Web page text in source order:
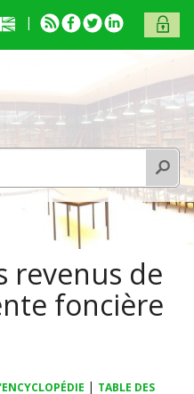
English
presentation
RSSFacebook
TwitterLinkedinACCÈS
revenus de
foncière
| TABLE DES